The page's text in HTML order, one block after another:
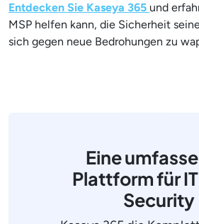
Entdecken Sie Kaseya 365 und
MSP helfen kann, die Sicherheit
sich gegen neue Bedrohungen zu
Eine
Plattform für
Security